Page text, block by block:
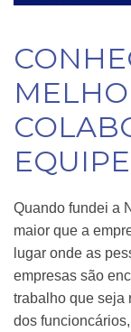
Quando fundei a
maior que a
lugar onde as
empresas são
trabalho que seja
dos